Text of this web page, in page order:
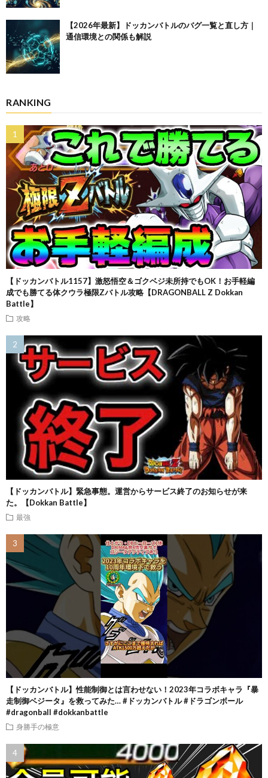
【2026年最新】ドッカンバトルのバグ一覧と直し方｜
通信環境との関係も解説
RANKING
【ドッカンバトル1157】激怒悟空＆ゴクベジ未所持でもOK！お手軽編
成でも勝てる体クウラ極限Zバトル攻略【DRAGONBALL Z Dokkan
Battle】
攻略
【ドッカンバトル】緊急事態。運営からサービス終了のお知らせが来
た。【Dokkan Battle】
最強
【ドッカンバトル】性能制御とは言わせない！2023年コラボキャラ『暴
走制御ベジータ』を救ってみた… #ドッカンバトル #ドラゴンボール
#dragonball #dokkanbattle
身勝手の極意